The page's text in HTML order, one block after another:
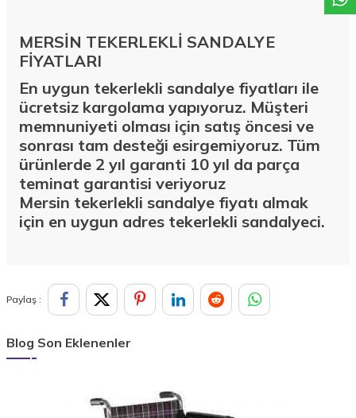
MERSİN TEKERLEKLİ SANDALYE
FİYATLARI
En uygun tekerlekli sandalye fiyatları ile
ücretsiz kargolama yapıyoruz. Müşteri
memnuniyeti olması için satış öncesi ve
sonrası tam desteği esirgemiyoruz. Tüm
ürünlerde 2 yıl garanti 10 yıl da parça
teminat garantisi veriyoruz
Mersin tekerlekli sandalye fiyatı almak
için en uygun adres tekerlekli sandalyeci.
Paylaş :
Blog Son Eklenenler